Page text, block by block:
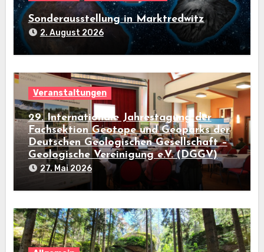
Sonderausstellung in Marktredwitz
2. August 2026
Veranstaltungen
29. Internationale Jahrestagung der
Fachsektion Geotope und Geoparks der
Deutschen Geologischen Gesellschaft –
Geologische Vereinigung e.V. (DGGV)
27. Mai 2026